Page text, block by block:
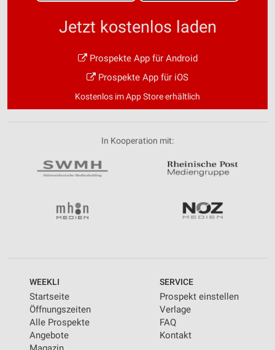
Jetzt kostenlos laden
Prospekte App für Android
Prospekte App für iOS
Kostenlos im App Store erhältlich
In Kooperation mit:
WEEKLI
Startseite
Öffnungszeiten
Alle Prospekte
Angebote
SERVICE
Prospekt einstellen
Verlage
FAQ
Kontakt